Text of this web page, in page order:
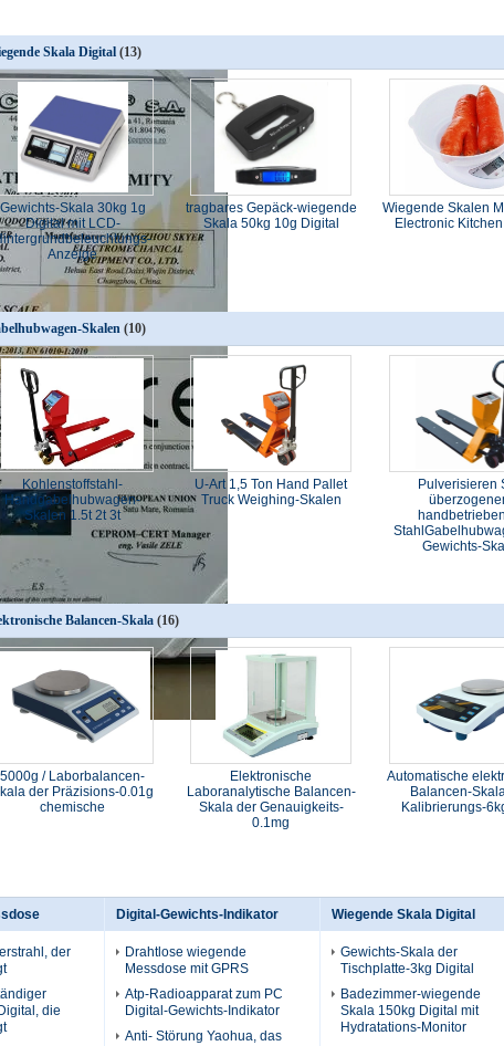
Skala Digital (13)
Gewichts-Skala 30kg 1g
Digital mit LCD-
Anzeige
tragbares Gepäck-wiegende
Skala 50kg 10g Digital
Wiegende Skalen
Electronic
Skalen (10)
Kohlenstoffstahl-
Handgabelhubwagen-
Skalen 1.5t 2t 3t
U-Art 1,5 Ton Hand Pallet
Truck Weighing-Skalen
Pulverisieren
Gewichts-
Balancen-Skala (16)
5000g / Laborbalancen-
der Präzisions-0.01g
chemische
Elektronische
Laboranalytische Balancen-
Skala der Genauigkeits-
0.1mg
Automatische
Balancen-
Kalibrierungs-
der
die
Digital-Gewichts-Indikator
Drahtlose wiegende
Messdose mit GPRS
Atp-Radioapparat zum PC
Digital-Gewichts-Indikator
Anti- Störung Yaohua, das
Wiegende Skala Digital
Gewichts-Skala der
Tischplatte-3kg Digital
Badezimmer-wiegende
Skala 150kg Digital mit
Hydratations-Monitor